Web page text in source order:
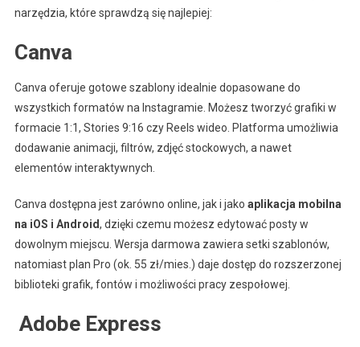
narzędzia, które sprawdzą się najlepiej:
Canva
Canva oferuje gotowe szablony idealnie dopasowane do
wszystkich formatów na Instagramie. Możesz tworzyć grafiki w
formacie 1:1, Stories 9:16 czy Reels wideo. Platforma umożliwia
dodawanie animacji, filtrów, zdjęć stockowych, a nawet
elementów interaktywnych.
Canva dostępna jest zarówno online, jak i jako aplikacja mobilna
na iOS i Android, dzięki czemu możesz edytować posty w
dowolnym miejscu. Wersja darmowa zawiera setki szablonów,
natomiast plan Pro (ok. 55 zł/mies.) daje dostęp do rozszerzonej
biblioteki grafik, fontów i możliwości pracy zespołowej.
️ Adobe Express